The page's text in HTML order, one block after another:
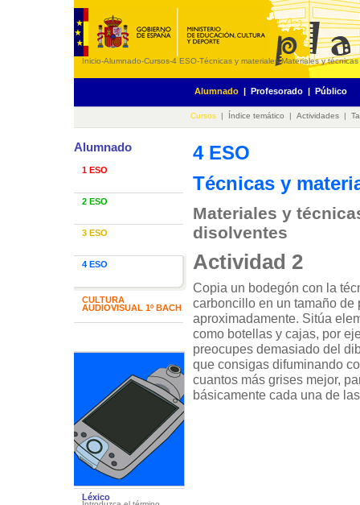
Inicio-Alumnado-Cursos-4 ESO-Técnicas y materiales-Materiales y
Alumnado | Profesorado | Público
Cursos | Índice temático | Actividades |
Alumnado
1 ESO
2 ESO
3 ESO
4 ESO
CULTURA
AUDIOVISUAL 1º BACH
Léxico
4 ESO
Técnicas y
Materiales y
disolventes
Actividad 2
Copia un bodegón con la
carboncillo en un tamaño de
aproximadamente. Sitúa
como botellas y cajas, por
preocupes demasiado del
que consigas difuminando
cuantos más grises mejor,
básicamente cada una de